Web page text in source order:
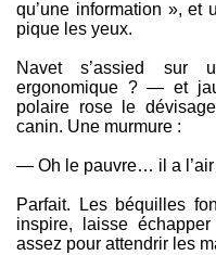
qu’une information », et
pique les yeux.
Navet s’assied
ergonomique ? — et
polaire rose le
canin. Une murmure :
— Oh le pauvre… il a l’air
Parfait. Les béquilles
inspire, laisse
assez pour attendrir les